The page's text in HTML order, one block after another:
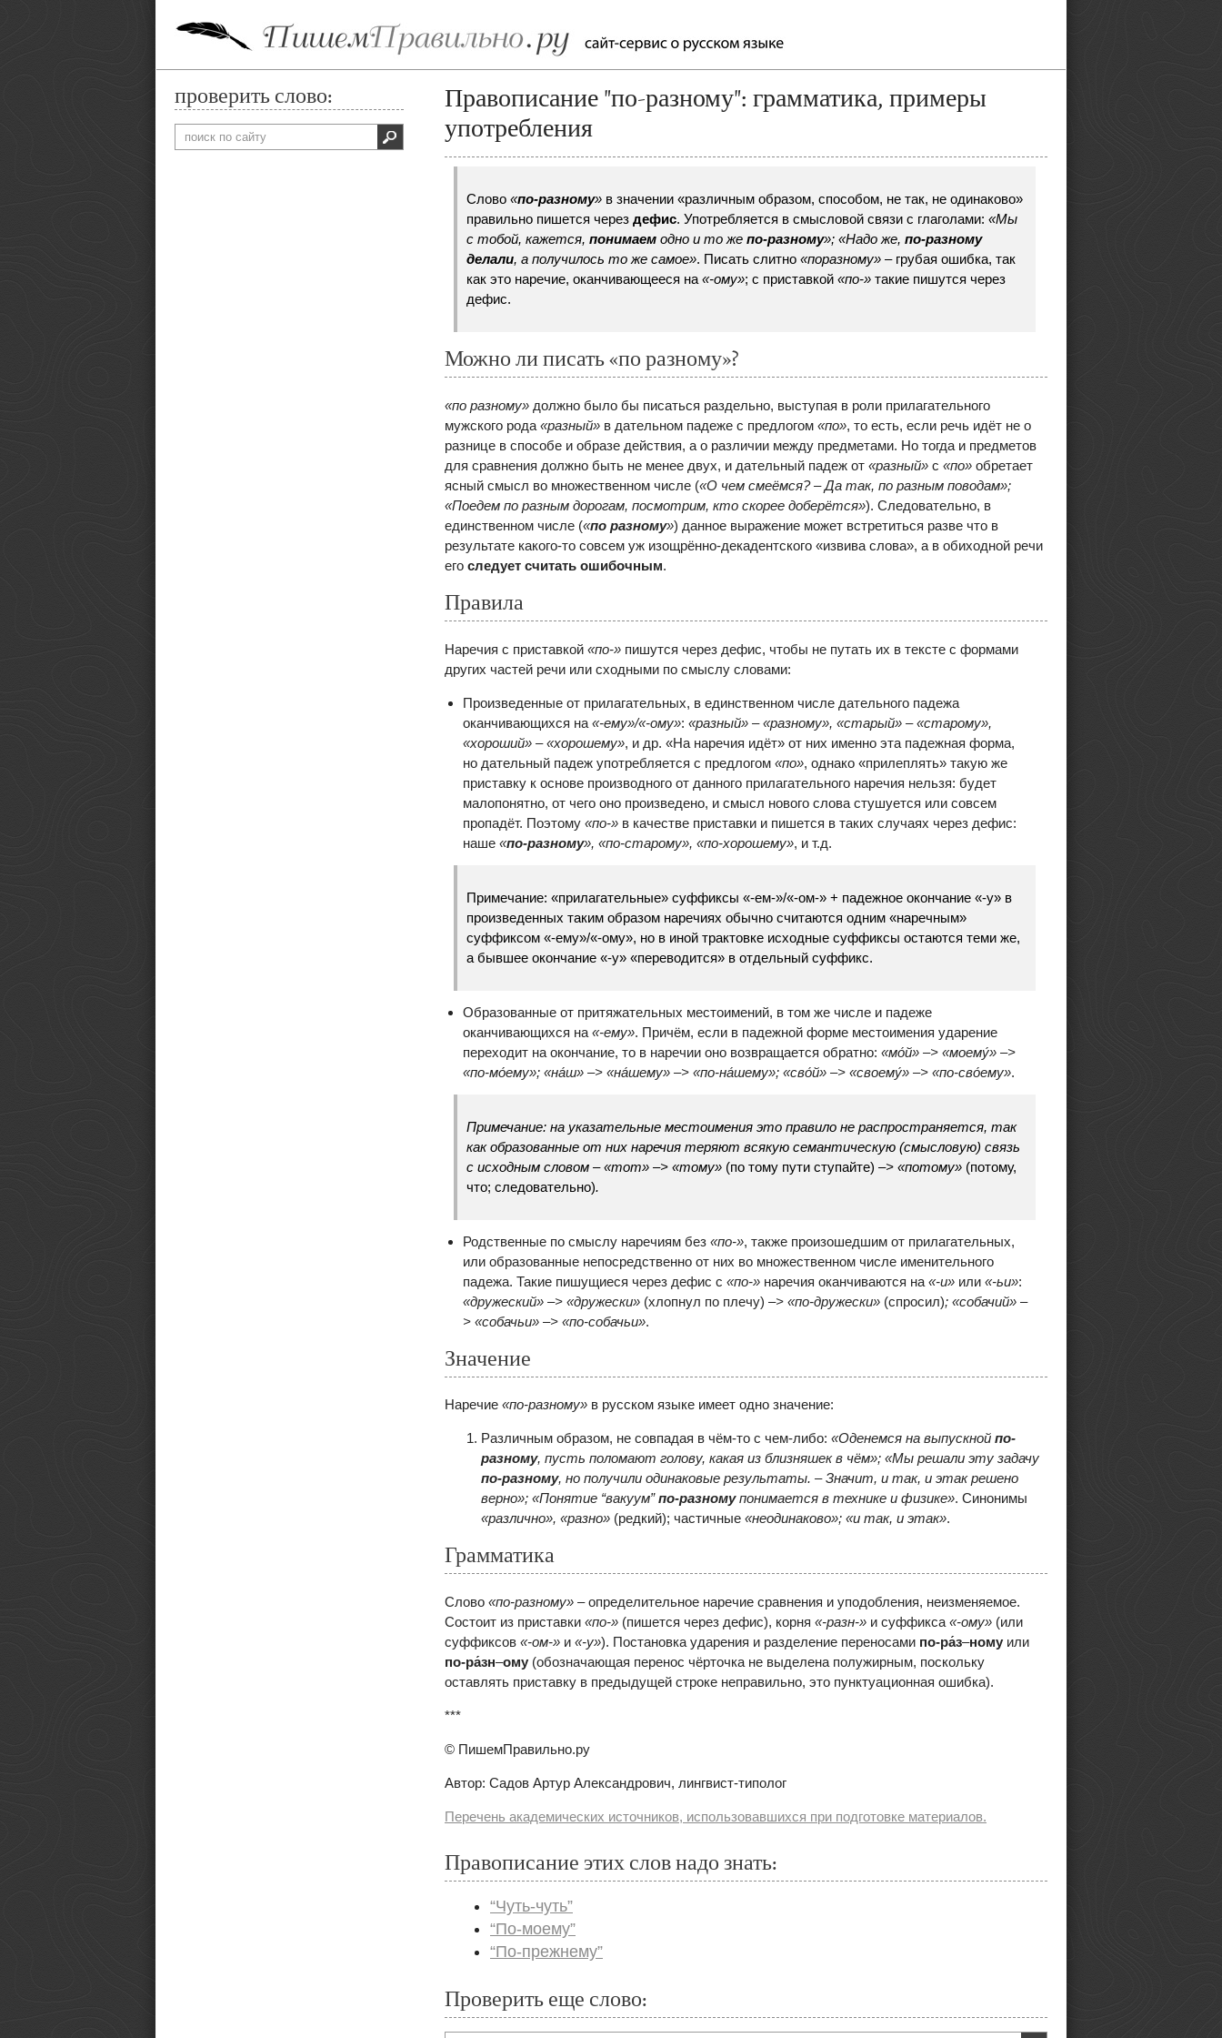
проверить слово:
Правописание "по-разному": грамматика, примеры
употребления
Слово «по-разному» в значении «различным образом, способом, не так, не одинаково»
правильно пишется через дефис. Употребляется в смысловой связи с глаголами: «Мы
с тобой, кажется, понимаем одно и то же по-разному»; «Надо же, по-разному
делали, а получилось то же самое». Писать слитно «поразному» – грубая ошибка, так
как это наречие, оканчивающееся на «-ому»; с приставкой «по-» такие пишутся через
дефис.
Можно ли писать «по разному»?
«по разному» должно было бы писаться раздельно, выступая в роли прилагательного
мужского рода «разный» в дательном падеже с предлогом «по», то есть, если речь идёт не о
разнице в способе и образе действия, а о различии между предметами. Но тогда и предметов
для сравнения должно быть не менее двух, и дательный падеж от «разный» с «по» обретает
ясный смысл во множественном числе («О чем смеёмся? – Да так, по разным поводам»;
«Поедем по разным дорогам, посмотрим, кто скорее доберётся»). Следовательно, в
единственном числе («по разному») данное выражение может встретиться разве что в
результате какого-то совсем уж изощрённо-декадентского «извива слова», а в обиходной речи
его следует считать ошибочным.
Правила
Наречия с приставкой «по-» пишутся через дефис, чтобы не путать их в тексте с формами
других частей речи или сходными по смыслу словами:
Произведенные от прилагательных, в единственном числе дательного падежа
оканчивающихся на «-ему»/«-ому»: «разный» – «разному», «старый» – «старому»,
«хороший» – «хорошему», и др. «На наречия идёт» от них именно эта падежная форма,
но дательный падеж употребляется с предлогом «по», однако «прилеплять» такую же
приставку к основе производного от данного прилагательного наречия нельзя: будет
малопонятно, от чего оно произведено, и смысл нового слова стушуется или совсем
пропадёт. Поэтому «по-» в качестве приставки и пишется в таких случаях через дефис:
наше «по-разному», «по-старому», «по-хорошему», и т.д.
Примечание: «прилагательные» суффиксы «-ем-»/«-ом-» + падежное окончание «-у» в
произведенных таким образом наречиях обычно считаются одним «наречным»
суффиксом «-ему»/«-ому», но в иной трактовке исходные суффиксы остаются теми же,
а бывшее окончание «-у» «переводится» в отдельный суффикс.
Образованные от притяжательных местоимений, в том же числе и падеже
оканчивающихся на «-ему». Причём, если в падежной форме местоимения ударение
переходит на окончание, то в наречии оно возвращается обратно: «мо́й» –> «моему́» –>
«по-мо́ему»; «на́ш» –> «на́шему» –> «по-на́шему»; «сво́й» –> «своему́» –> «по-сво́ему».
Примечание: на указательные местоимения это правило не распространяется, так
как образованные от них наречия теряют всякую семантическую (смысловую) связь
с исходным словом – «тот» –> «тому» (по тому пути ступайте) –> «потому» (потому,
что; следовательно).
Родственные по смыслу наречиям без «по-», также произошедшим от прилагательных,
или образованные непосредственно от них во множественном числе именительного
падежа. Такие пишущиеся через дефис с «по-» наречия оканчиваются на «-и» или «-ьи»:
«дружеский» –> «дружески» (хлопнул по плечу) –> «по-дружески» (спросил); «собачий» –
> «собачьи» –> «по-собачьи».
Значение
Наречие «по-разному» в русском языке имеет одно значение:
Различным образом, не совпадая в чём-то с чем-либо: «Оденемся на выпускной по-
разному, пусть поломают голову, какая из близняшек в чём»; «Мы решали эту задачу
по-разному, но получили одинаковые результаты. – Значит, и так, и этак решено
верно»; «Понятие “вакуум”по-разномупонимается в технике и физике». Синонимы
«различно», «разно» (редкий); частичные «неодинаково»; «и так, и этак».
Грамматика
Слово «по-разному» – определительное наречие сравнения и уподобления, неизменяемое.
Состоит из приставки «по-» (пишется через дефис), корня «-разн-» и суффикса «-ому» (или
суффиксов «-ом-» и «-у»). Постановка ударения и разделение переносами по-ра́з–ному или
по-ра́зн–ому (обозначающая перенос чёрточка не выделена полужирным, поскольку
оставлять приставку в предыдущей строке неправильно, это пунктуационная ошибка).
***
© ПишемПравильно.ру
Автор: Садов Артур Александрович, лингвист-типолог
Перечень академических источников, использовавшихся при подготовке материалов.
Правописание этих слов надо знать:
“Чуть-чуть”
“По-моему”
“По-прежнему”
Проверить еще слово: